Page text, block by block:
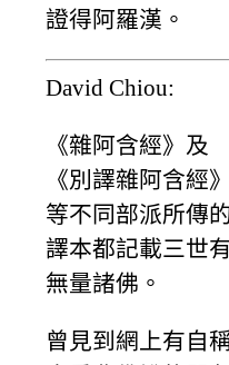
證得阿羅漢。
David Chiou:
《雜阿含經》及
《別譯雜阿含經》
等不同部派所傳
譯本都記載三世
無量諸佛。
曾見到網上有自